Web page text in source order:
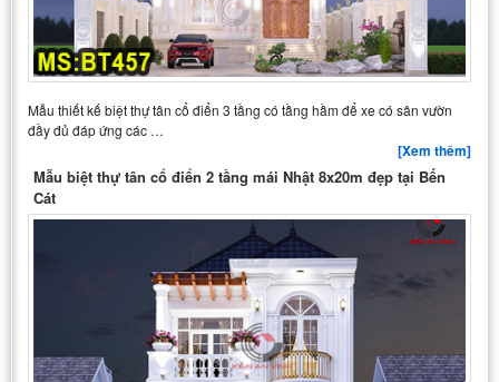
Mẫu thiết kế biệt thự tân cổ điển 3 tầng có tầng hầm để xe có sân vườn
đầy đủ đáp ứng các …
[Xem thêm]
Mẫu biệt thự tân cổ điển 2 tầng mái Nhật 8x20m đẹp tại Bến
Cát